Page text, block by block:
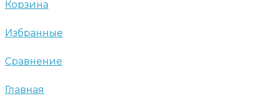
Корзина
Избранные
Сравнение
Главная